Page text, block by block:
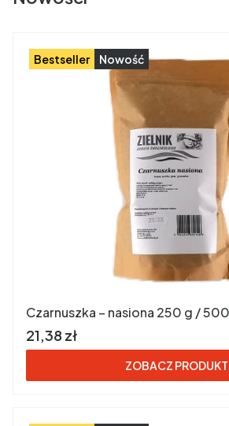
Bestseller Nowość
Czarnuszka – nasiona 250 g /
Cena brutto
21,38 zł
ZOBACZ PRODUKT